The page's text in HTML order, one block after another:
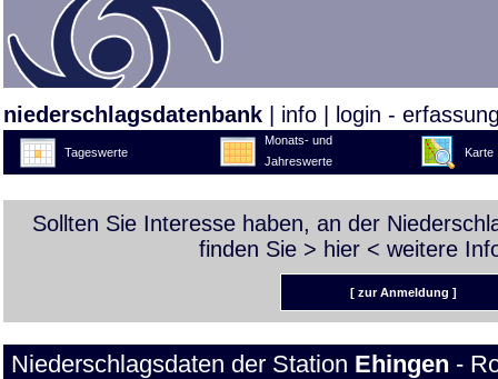
niederschlagsdatenbank info login -
Tageswerte
Monats- und
Jahreswerte
Karte
Sollten Sie Interesse haben, an der
finden Sie > hier < weitere
[ zur Anmeldung ]
Niederschlagsdaten der Station Ehingen -